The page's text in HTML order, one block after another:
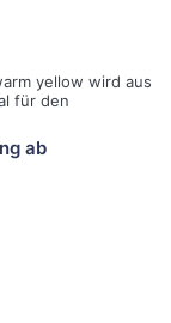
yellow wird aus
für den
ab